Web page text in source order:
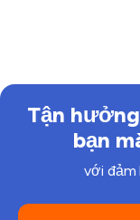
Tận
bạn
với đảm